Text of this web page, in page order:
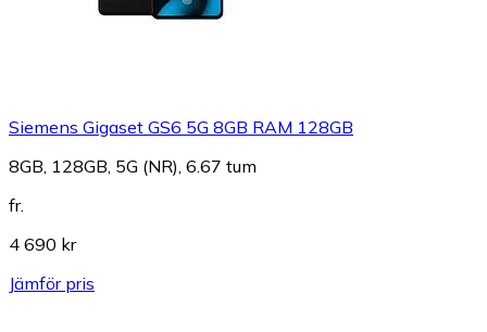
Siemens Gigaset GS6 5G 8GB RAM 128GB
8GB, 128GB, 5G (NR), 6.67 tum
fr.
4 690 kr
Jämför pris